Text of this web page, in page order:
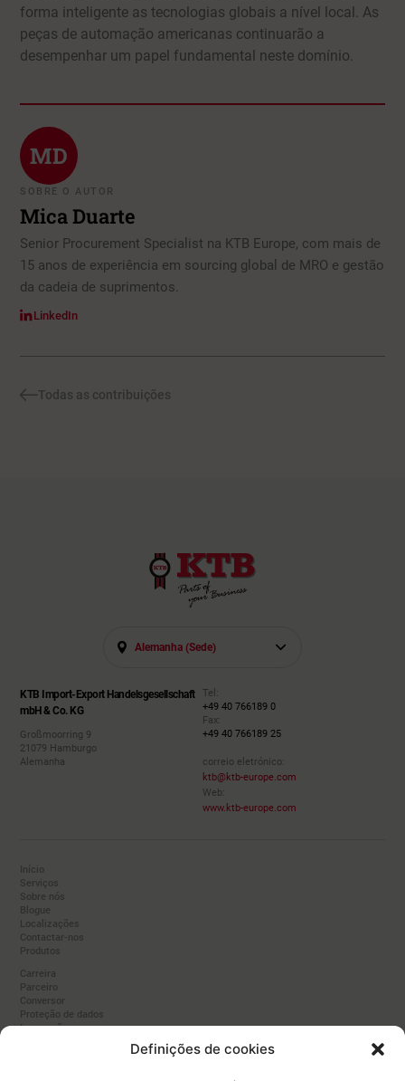
Definições de cookies
forma inteligente as tecnologias globais a nível local. As
peças de automação americanas continuarão a
desempenhar um papel fundamental neste domínio.
MD
SOBRE O AUTOR
Mica Duarte
Senior Procurement Specialist na KTB Europe, com mais de
15 anos de experiência em sourcing global de MRO e gestão
da cadeia de suprimentos.
LinkedIn
Todas as contribuições
Alemanha (sede)
KTB Import-Export Handelsgesellschaft
mbH & Co. KG
Großmoorring 9
21079 Hamburgo
Alemanha
Tel:
+49 40 766189 0
Fax:
+49 40 766189 25
correio eletrónico:
ktb@ktb-europe.com
Web:
www.ktb-europe.com
Início
Serviços
Sobre nós
Blogue
Localizações
Contactar-nos
Produtos
Carreira
Parceiro
Conversor
Proteção de dados
Impressão